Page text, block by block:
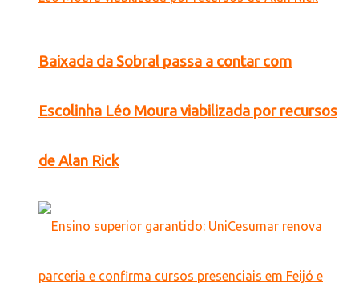
Baixada da Sobral passa a contar com
Escolinha Léo Moura viabilizada por recursos
de Alan Rick